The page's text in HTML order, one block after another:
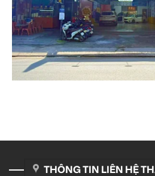
THÔNG TIN LIÊN HỆ